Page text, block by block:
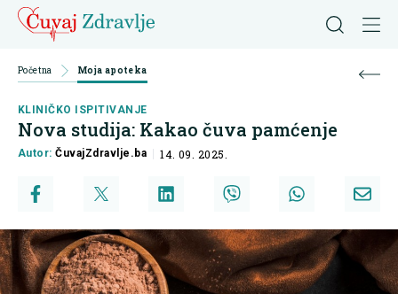
Početna Moja apoteka
KLINIČKO ISPITIVANJE
Nova studija: Kakao čuva pamćenje
Autor:ČuvajZdravlje.ba 14. 09. 2025.